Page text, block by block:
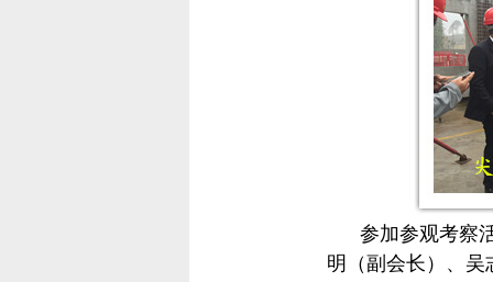
参加参观考察
明（副会长）、